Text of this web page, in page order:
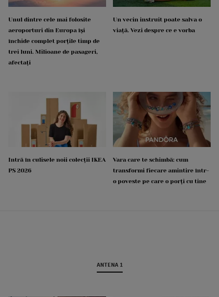
Unul dintre cele mai folosite
aeroporturi din Europa își
închide complet porțile timp de
trei luni. Milioane de pasageri,
afectați
Un vecin instruit poate salva o
viață. Vezi despre ce e vorba
Intră în culisele noii colecții IKEA
PS 2026
Vara care te schimbă: cum
transformi fiecare amintire într-
o poveste pe care o porți cu tine
ANTENA 1